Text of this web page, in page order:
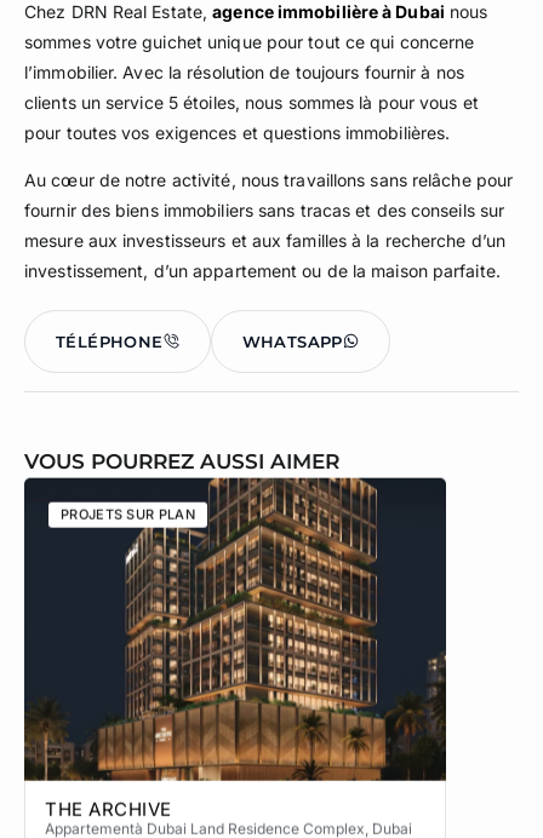
Chez DRN Real Estate,agence immobilière à Dubai nous
sommes votre guichet unique pour tout ce qui concerne
l’immobilier. Avec la résolution de toujours fournir à nos
clients un service 5 étoiles, nous sommes là pour vous et
pour toutes vos exigences et questions immobilières.
Au cœur de notre activité, nous travaillons sans relâche pour
fournir des biens immobiliers sans tracas et des conseils sur
mesure aux investisseurs et aux familles à la recherche d’un
investissement, d’un appartement ou de la maison parfaite.
TÉLÉPHONE WHATSAPP
VOUS POURREZ AUSSI AIMER
PROJETS SUR PLAN
THE ARCHIVE
Appartementà Dubai Land Residence Complex , Dubai